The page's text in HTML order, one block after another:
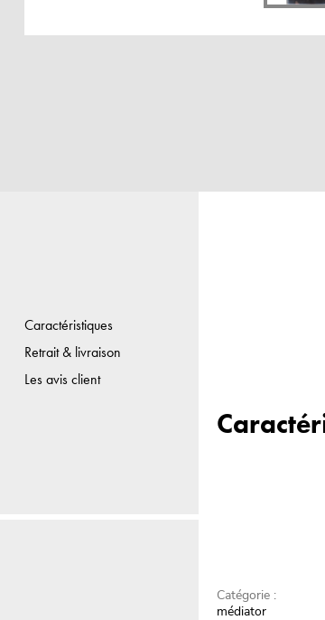
Caractéristiques
Retrait & livraison
Les avis client
Catégorie :
médiator